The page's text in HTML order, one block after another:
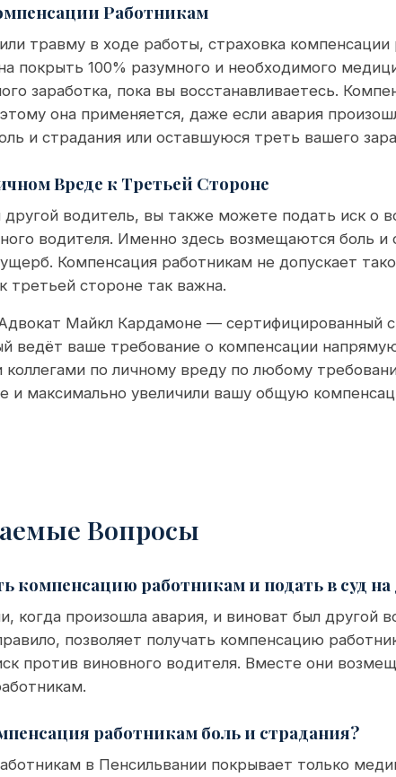
Работникам
травму в ходе работы, страховка
покрыть 100% разумного и необходимого
заработка, пока вы восстанавливаетесь.
она применяется, даже если авария
и страдания или оставшуюся треть вашего
Вреде к Третьей Стороне
другой водитель, вы также можете подать иск о
водителя. Именно здесь возмещаются боль и
Компенсация работникам не допускает
третьей стороне так важна.
Майкл Кардамоне — сертифицированный
ведёт ваше требование о компенсации
по личному вреду по любому
и максимально увеличили вашу общую
Вопросы
компенсацию работникам и подать в суд на
когда произошла авария, и виноват был другой
позволяет получать компенсацию
против виновного водителя. Вместе они
работникам боль и страдания?
в Пенсильвании покрывает только